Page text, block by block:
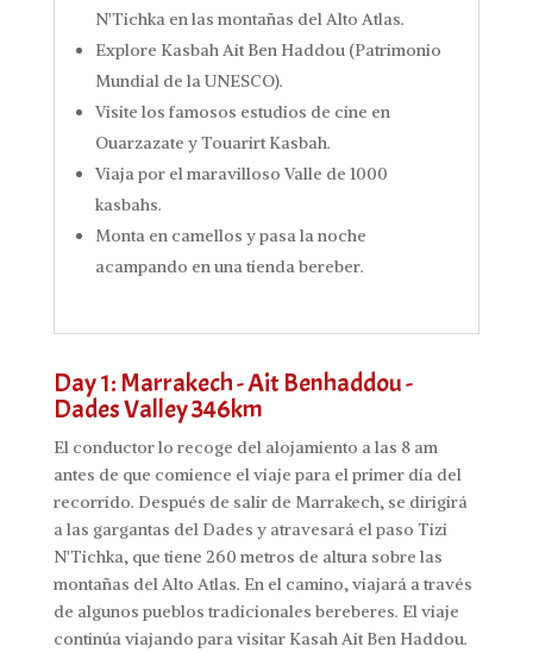
N'Tichka en las montañas del Alto Atlas.
Explore Kasbah Ait Ben Haddou (Patrimonio
Mundial de la UNESCO).
Visite los famosos estudios de cine en
Ouarzazate y Touarirt Kasbah.
Viaja por el maravilloso Valle de 1000
kasbahs.
Monta en camellos y pasa la noche
acampando en una tienda bereber.
Day 1: Marrakech - Ait Benhaddou -
Dades Valley 346km
El conductor lo recoge del alojamiento a las 8 am
antes de que comience el viaje para el primer día del
recorrido. Después de salir de Marrakech, se dirigirá
a las gargantas del Dades y atravesará el paso Tizi
N'Tichka, que tiene 260 metros de altura sobre las
montañas del Alto Atlas. En el camino, viajará a través
de algunos pueblos tradicionales bereberes. El viaje
continúa viajando para visitar Kasah Ait Ben Haddou.